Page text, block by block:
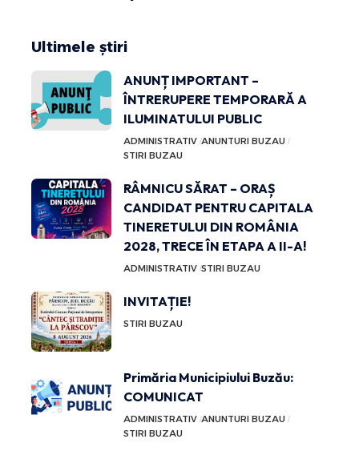
Ultimele știri
ANUNȚ IMPORTANT –
ÎNTRERUPERE TEMPORARĂ A
ILUMINATULUI PUBLIC
ADMINISTRATIV ANUNTURI BUZAU
STIRI BUZAU
RÂMNICU SĂRAT – ORAȘ
CANDIDAT PENTRU CAPITALA
TINERETULUI DIN ROMÂNIA
2028, TRECE ÎN ETAPA A II-A!
ADMINISTRATIV STIRI BUZAU
INVITAȚIE!
STIRI BUZAU
Primăria Municipiului Buzău:
COMUNICAT
ADMINISTRATIV ANUNTURI BUZAU
STIRI BUZAU